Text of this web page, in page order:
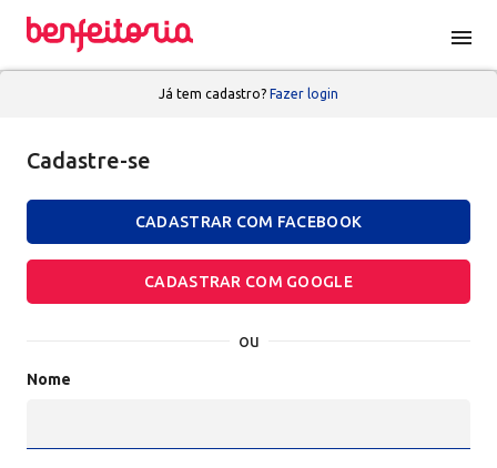
menu
Já tem cadastro? Fazer login
Cadastre-se
CADASTRAR COM FACEBOOK
CADASTRAR COM GOOGLE
ou
Nome